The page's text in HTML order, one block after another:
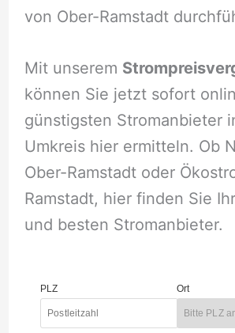
von Ober-Ramstadt
Mit unserem
können Sie jetzt sofort
günstigsten Stromanbieter
Umkreis hier ermitteln. Ob
Ober-Ramstadt oder
Ramstadt, hier finden Sie
und besten Stromanbieter.